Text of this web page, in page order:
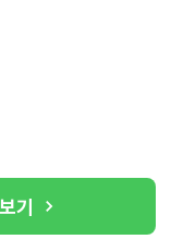
기